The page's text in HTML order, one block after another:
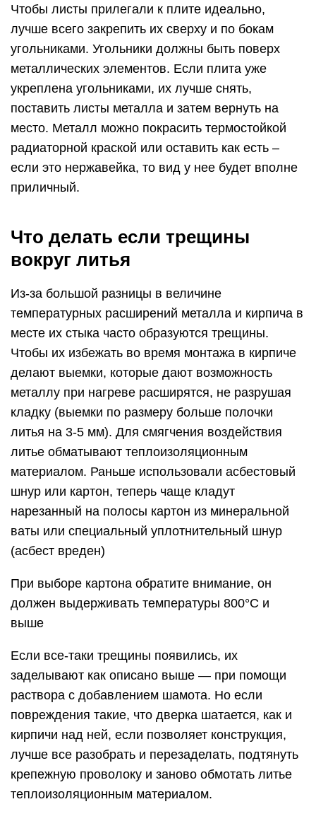
Чтобы листы прилегали к плите идеально,
лучше всего закрепить их сверху и по бокам
угольниками. Угольники должны быть поверх
металлических элементов. Если плита уже
укреплена угольниками, их лучше снять,
поставить листы металла и затем вернуть на
место. Металл можно покрасить термостойкой
радиаторной краской или оставить как есть –
если это нержавейка, то вид у нее будет вполне
приличный.
Что делать если трещины
вокруг литья
Из-за большой разницы в величине
температурных расширений металла и кирпича в
месте их стыка часто образуются трещины.
Чтобы их избежать во время монтажа в кирпиче
делают выемки, которые дают возможность
металлу при нагреве расширятся, не разрушая
кладку (выемки по размеру больше полочки
литья на 3-5 мм). Для смягчения воздействия
литье обматывают теплоизоляционным
материалом. Раньше использовали асбестовый
шнур или картон, теперь чаще кладут
нарезанный на полосы картон из минеральной
ваты или специальный уплотнительный шнур
(асбест вреден)
При выборе картона обратите внимание, он
должен выдерживать температуры 800°C и
выше
Если все-таки трещины появились, их
заделывают как описано выше — при помощи
раствора с добавлением шамота. Но если
повреждения такие, что дверка шатается, как и
кирпичи над ней, если позволяет конструкция,
лучше все разобрать и перезаделать, подтянуть
крепежную проволоку и заново обмотать литье
теплоизоляционным материалом.